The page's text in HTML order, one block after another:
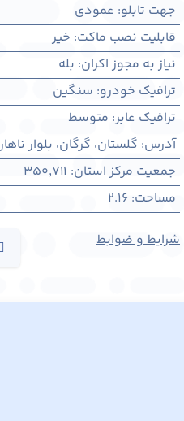
جهت تابلو: عمودی
قابلیت نصب ماکت: خیر
نیاز به مجوز اکران: بله
ترافیک خودرو: سنگین
ترافیک عابر: متوسط
آدرس: گلستان، گرگان، بلوار
جمعیت مرکز استان:
350,711
مساحت:
2.16
شرایط و ضوابط